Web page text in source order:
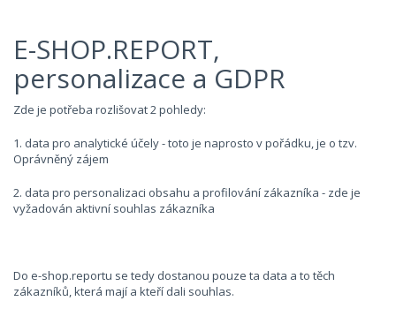
E-SHOP.REPORT,
personalizace a GDPR
Zde je potřeba rozlišovat 2 pohledy:
1. data pro analytické účely - toto je naprosto v pořádku, je o tzv.
Oprávněný zájem
2. data pro personalizaci obsahu a profilování zákazníka - zde je
vyžadován aktivní souhlas zákazníka
Do e-shop.reportu se tedy dostanou pouze ta data a to těch
zákazníků, která mají a kteří dali souhlas.